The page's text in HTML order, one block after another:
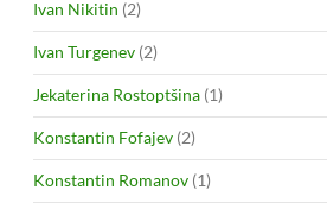
Ivan Nikitin (2)
Ivan Turgenev (2)
Jekaterina Rostoptšina (1)
Konstantin Fofajev (2)
Konstantin Romanov (1)